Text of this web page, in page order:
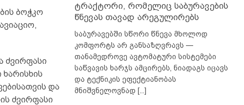
ბოჭკო
ძვირფასი
და
ძვირფასი
ტრაქტორი, რომელიც საბურავების
წნევას თავად არეგულირებს
საბურავებში სწორი წნევა მხოლოდ
კომფორტს არ განსაზღვრავს —
თანამედროვე ავტომატური სისტემები
საწვავის ხარჯს ამცირებს, ნიადაგს იცავს
და ტექნიკის ეფექტიანობას
მნიშვნელოვნად [...]